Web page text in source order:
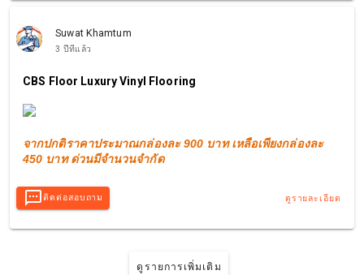
Suwat Khamtum
3 ปีที่แล้ว
CBS Floor Luxury Vinyl Flooring
จากปกติราคาประมาณกล่องละ 900 บาท เหลือเพียงกล่องละ
450 บาท ด่วนมีจำนวนจำกัด
ติดต่อสอบถาม ดูรายละเอียด
ดูรายการเพิ่มเติม